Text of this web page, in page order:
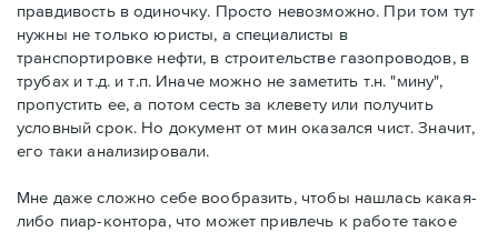
правдивость в одиночку. Просто невозможно. При том тут
нужны не только юристы, а специалисты в
транспортировке нефти, в строительстве газопроводов, в
трубах и т.д. и т.п. Иначе можно не заметить т.н. "мину",
пропустить ее, а потом сесть за клевету или получить
условный срок. Но документ от мин оказался чист. Значит,
его таки анализировали.
Мне даже сложно себе вообразить, чтобы нашлась какая-
либо пиар-контора, что может привлечь к работе такое